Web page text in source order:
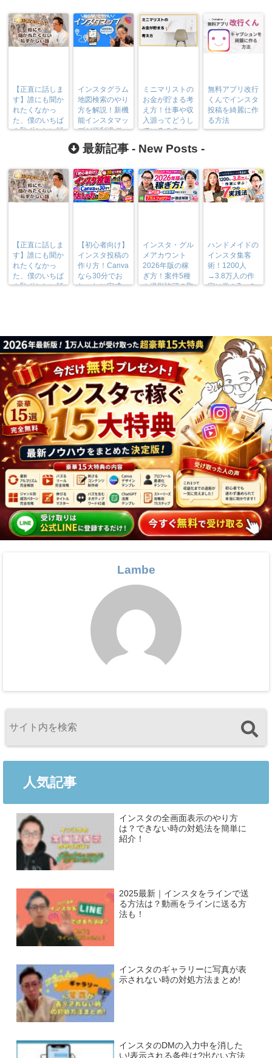
【正直に話しま
す】誰にも聞か
れたくなかっ
た、僕のいちば
ん恥ずかしい話
インスタグラム
地図検索のやり
方を解説！新機
能インスタマッ
プが便利過ぎ
る！
ミニマリストの
お金が貯まる考
え方！仕事や収
入源ってどうし
ているの？
無料アプリ改行
くんでインスタ
投稿を綺麗に作
る方法
最新記事 - New Posts -
【正直に話しま
す】誰にも聞か
れたくなかっ
た、僕のいちば
ん恥ずかしい話
【初心者向け】
インスタ投稿の
作り方！Canva
なら30分でお
しゃれに完成
インスタ・グル
メアカウント
2026年版の稼
ぎ方！案件5種
や撮影許可の取
ハンドメイドの
インスタ集客
術！1200人
→3.8万人の作
家に学ぶ7つの
Lambe
人気記事
インスタの全画面表示のやり方
は？できない時の対処法を簡単に
紹介！
2025最新｜インスタをラインで送
る方法は？動画をラインに送る方
法も！
インスタのギャラリーに写真が表
示されない時の対処方法まとめ!
インスタのDMの入力中を消した
い!表示される条件は?出ない方法